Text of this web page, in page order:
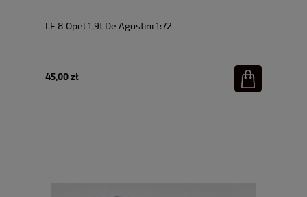
LF 8 Opel 1,9t De Agostini 1:72
45,00 zł